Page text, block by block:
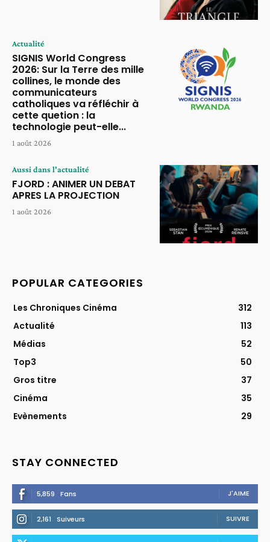
Actualité
SIGNIS World Congress
2026: Sur la Terre des mille
collines, le monde des
communicateurs
catholiques va réfléchir à
cette quetion : la
technologie peut-elle...
1 août 2026
Aussi dans l'actualité
FJORD : ANIMER UN DEBAT
APRES LA PROJECTION
1 août 2026
POPULAR CATEGORIES
Les Chroniques Cinéma
312
Actualité
113
Médias
52
Top3
50
Gros titre
37
Cinéma
35
Evènements
29
STAY CONNECTED
5,859 Fans J'AIME
2,161 Suiveurs SUIVRE